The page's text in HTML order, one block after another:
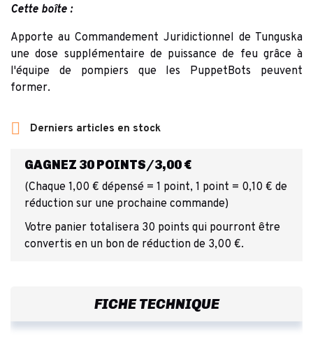
Cette boîte :
Apporte au Commandement Juridictionnel de Tunguska
une dose supplémentaire de puissance de feu grâce à
l'équipe de pompiers que les PuppetBots peuvent
former.
 Derniers articles en stock
GAGNEZ 30 POINTS/3,00 €
(Chaque 1,00 € dépensé = 1 point, 1 point = 0,10 € de
réduction sur une prochaine commande)
Votre panier totalisera 30 points qui pourront être
convertis en un bon de réduction de 3,00 €.
FICHE TECHNIQUE